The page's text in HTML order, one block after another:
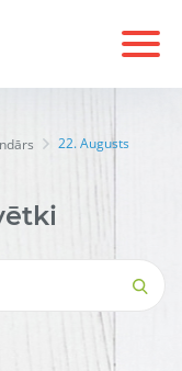
22. Augusts